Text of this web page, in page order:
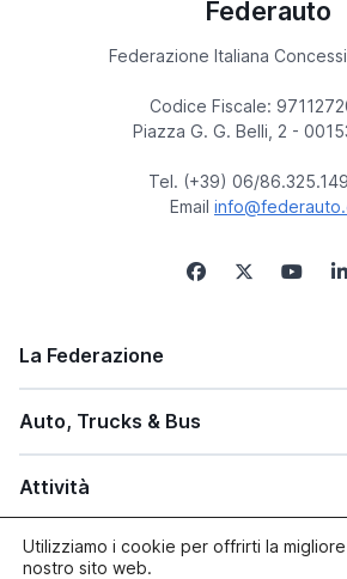
Federauto
Federazione Italiana
Codice Fiscale:
Piazza G. G. Belli, 2 -
Tel. (+39) 06/
Email
La Federazione
Auto, Trucks & Bus
Attività
Altre info
Utilizziamo i cookie per offrirti la
nostro sito web.